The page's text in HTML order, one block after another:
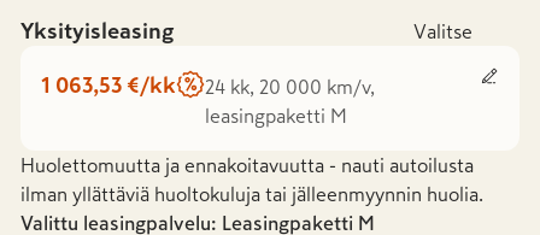
Yksityisleasing Valitse
1 063,53 €/kk
24 kk, 20 000 km/v,
leasingpaketti M
Huolettomuutta ja ennakoitavuutta - nauti autoilusta
ilman yllättäviä huoltokuluja tai jälleenmyynnin huolia.
Valittu leasingpalvelu: Leasingpaketti M